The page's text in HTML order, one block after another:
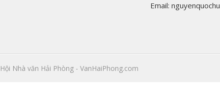
Email:
Hội Nhà văn Hải Phòng - VanHaiPhong.com